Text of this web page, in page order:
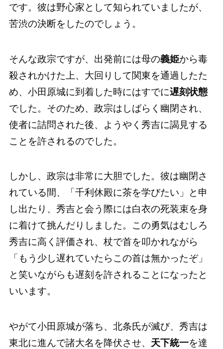
です。彼は野心家として知られていましたが、
苦渋の決断をしたのでしょう。
そんな政宗ですが、出発前には母の義姫から毒
殺されかけた上、大回りして関東を通過したた
め、小田原城に到着した時にはすでに遅刻状態
でした。そのため、政宗はしばらく幽閉され、
使者に詰問された後、ようやく秀吉に謁見する
ことを許されるのでした。
しかし、政宗は非常に大胆でした。彼は幽閉さ
れている間、「千利休殿に茶を学びたい」と申
し出たり、秀吉と会う際には白衣の死装束を身
に着けて挑んだりしました。この勇気はむしろ
秀吉に高く評価され、杖で首を叩かれながら
「もう少し遅れていたらこの首は無かったぞ」
と笑いながらも遅刻を許されることになったと
いいます。
やがて小田原城が落ち、北条氏が滅び、秀吉は
東北に進んで諸大名を降伏させ、 天下統一を達